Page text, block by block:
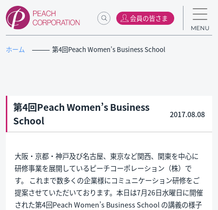
会員の皆さま
MENU
ホーム 第4回Peach Women’s Business School
第4回Peach Women’s Business
School
2017.08.08
大阪・京都・神戸及び名古屋、東京など関西、関東を中心に
研修事業を展開しているピーチコーポレーション（株）で
す。 これまで数多くの企業様にコミュニケーション研修をご
提案させていただいております。本日は7月26日水曜日に開催
された第4回Peach Women’s Business School の講義の様子